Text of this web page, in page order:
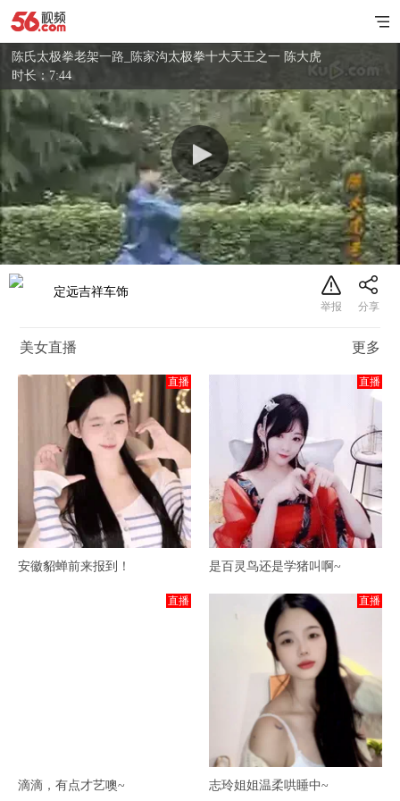
陈氏太极拳老架一路_陈家沟太极拳十大天王之一 陈大虎
时长：7:44
定远吉祥车饰
美女直播 更多
直播
安徽貂蝉前来报到！
直播
是百灵鸟还是学猪叫啊~
直播
滴滴，有点才艺噢~
直播
志玲姐姐温柔哄睡中~